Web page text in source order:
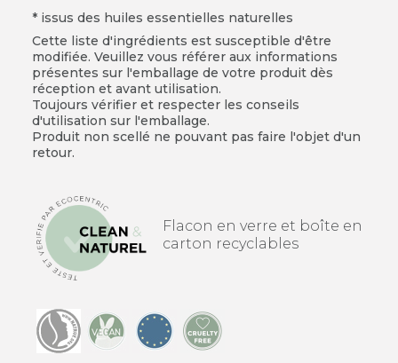
* issus des huiles essentielles naturelles
Cette liste d'ingrédients est susceptible d'être
modifiée. Veuillez vous référer aux informations
présentes sur l'emballage de votre produit dès
réception et avant utilisation.
Toujours vérifier et respecter les conseils
d'utilisation sur l'emballage.
Produit non scellé ne pouvant pas faire l'objet d'un
retour.
Flacon en verre et boîte en
carton recyclables